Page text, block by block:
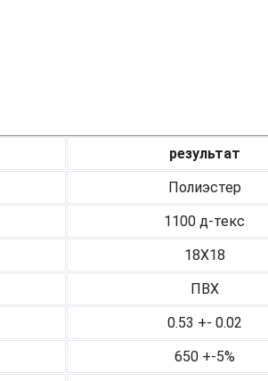
результат
Полиэстер
1100 д-текс
18Х18
ПВХ
0.53 +- 0.02
650 +-5%